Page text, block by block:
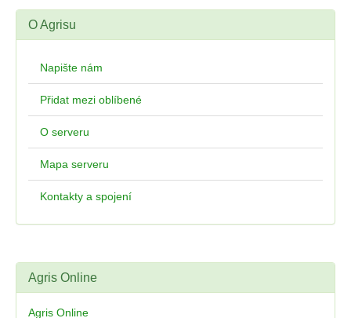
O Agrisu
Napište nám
Přidat mezi oblíbené
O serveru
Mapa serveru
Kontakty a spojení
Agris Online
Agris Online